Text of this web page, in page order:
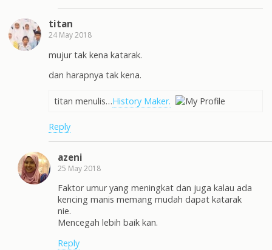
titan
24 May 2018
mujur tak kena katarak.
dan harapnya tak kena.
titan menulis…History Maker.
Reply
azeni
25 May 2018
Faktor umur yang meningkat dan juga kalau ada
kencing manis memang mudah dapat katarak
nie.
Mencegah lebih baik kan.
Reply